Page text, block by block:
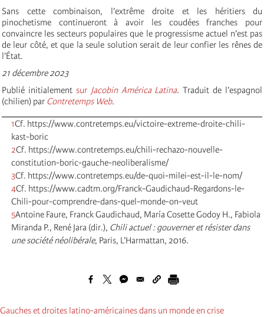
Sans cette combinaison, l’extrême droite et les héritiers du
pinochetisme continueront à avoir les coudées franches pour
convaincre les secteurs populaires que le progressisme actuel n’est pas
de leur côté, et que la seule solution serait de leur confier les rênes de
l’État.
21 décembre 2023
Publié initialement sur Jacobin América Latina.Traduit de l’espagnol
(chilien) par Contretemps Web.
1Cf. https://www.contretemps.eu/victoire-extreme-droite-chili-
kast-boric
2Cf. https://www.contretemps.eu/chili-rechazo-nouvelle-
constitution-boric-gauche-neoliberalisme/
3Cf. https://www.contretemps.eu/de-quoi-milei-est-il-le-nom/
4Cf. https://www.cadtm.org/Franck-Gaudichaud-Regardons-le-
Chili-pour-comprendre-dans-quel-monde-on-veut
5Antoine Faure, Franck Gaudichaud, María Cosette Godoy H., Fabiola
Miranda P., René Jara (dir.), Chili actuel : gouverner et résister dans
une société néolibérale, Paris, L’Harmattan, 2016.
Gauches et droites latino-américaines dans un monde en crise